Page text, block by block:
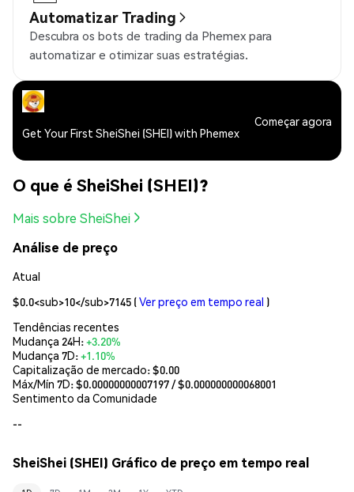
Automatizar Trading
Descubra os bots de trading da Phemex para
automatizar e otimizar suas estratégias.
Get Your First SheiShei (SHEI) with Phemex
Começar agora
O que é SheiShei (SHEI)?
Mais sobre SheiShei
Análise de preço
Atual
$0.0<sub>10</sub>7145 (Ver preço em tempo real )
Tendências recentes
Mudança 24H:+3.20%
Mudança 7D:+1.10%
Capitalização de mercado:$0.00
Máx/Mín 7D: $0.00000000007197 / $0.000000000068001
Sentimento da Comunidade
--
SheiShei (SHEI) Gráfico de preço em tempo real